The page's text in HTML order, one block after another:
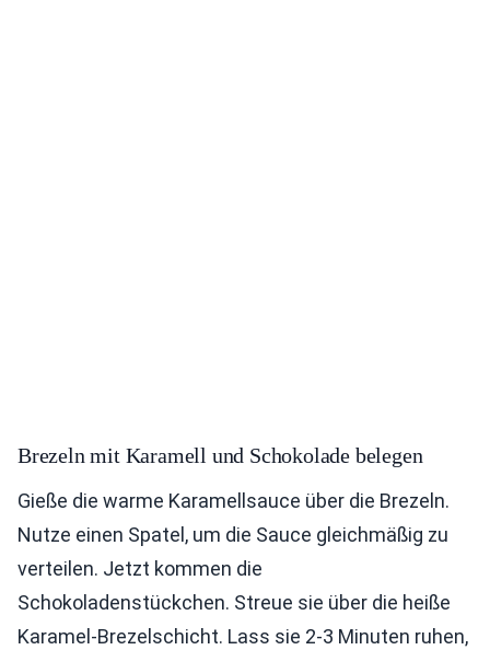
Brezeln mit Karamell und Schokolade belegen
Gieße die warme Karamellsauce über die Brezeln.
Nutze einen Spatel, um die Sauce gleichmäßig zu
verteilen. Jetzt kommen die
Schokoladenstückchen. Streue sie über die heiße
Karamel-Brezelschicht. Lass sie 2-3 Minuten ruhen,